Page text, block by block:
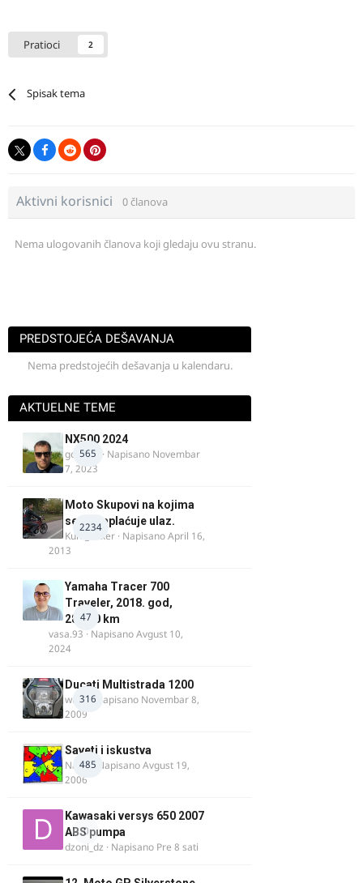
Pratioci 2
Spisak tema
Aktivni korisnici 0 članova
Nema ulogovanih članova koji gledaju ovu stranu.
PREDSTOJEĆA DEŠAVANJA
Nema predstojećih dešavanja u kalendaru.
AKTUELNE TEME
565
NX500 2024
godovic · Napisano Novembar
7, 2023
2234
Moto Skupovi na kojima
se ne naplaćuje ulaz.
Kum_Mixer · NapisanoApril 16,
2013
47
Yamaha Tracer 700
Traveler, 2018. god,
28.100 km
vasa.93 · NapisanoAvgust 10,
2024
316
Ducati Multistrada 1200
wulfy· Napisano Novembar 8,
2009
485
Saveti i iskustva
Najzli· NapisanoAvgust 19,
2006
0
Kawasaki versys 650 2007
ABS pumpa
dzoni_dz · Napisano Pre 8 sati